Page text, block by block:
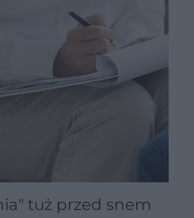
tuż przed snem